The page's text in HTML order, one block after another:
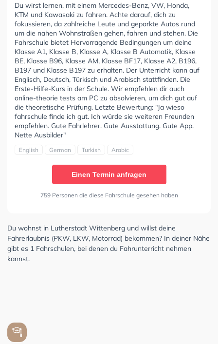
Du wirst lernen, mit einem Mercedes-Benz, VW, Honda,
KTM und Kawasaki zu fahren. Achte darauf, dich zu
fokussieren, da zahlreiche Leute und geparkte Autos rund
um die nahen Wohnstraßen gehen, fahren und stehen. Die
Fahrschule bietet Hervorragende Bedingungen um deine
Klasse A1, Klasse B, Klasse A, Klasse B Automatik, Klasse
BE, Klasse B96, Klasse AM, Klasse BF17, Klasse A2, B196,
B197 und Klasse B197 zu erhalten. Der Unterricht kann auf
Englisch, Deutsch, Türkisch und Arabisch stattfinden. Die
Erste-Hilfe-Kurs in der Schule. Wir empfehlen dir auch
online-theorie tests am PC zu absolvieren, um dich gut auf
die theoretische Prüfung. Letzte Bewertung: "Ja wieso
fahrschule finde ich gut. Ich würde sie weiteren Freunden
empfehlen. Gute Fahrlehrer. Gute Ausstattung. Gute App.
Nette Ausbilder"
English German Turkish Arabic
Einen Termin anfragen
759 Personen die diese Fahrschule gesehen haben
Du wohnst in Lutherstadt Wittenberg und willst deine
Fahrerlaubnis (PKW, LKW, Motorrad) bekommen? In deiner Nähe
gibt es 1 Fahrschulen, bei denen du Fahrunterricht nehmen
kannst.